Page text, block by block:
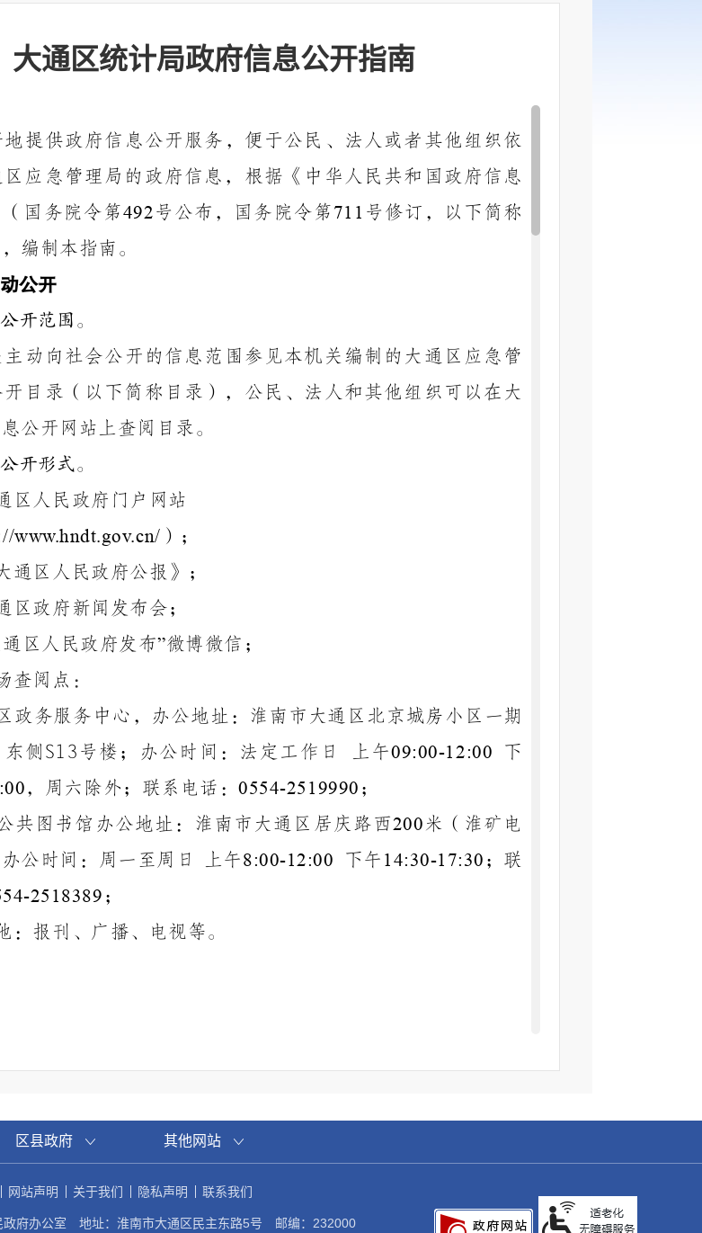
大通区统计局政府信息公开指南
地提供政府信息公开服务，便于公民、法人或者其他组织依
应急管理局的政府信息，根据《中华人民共和国政府信息
国务院令第492号公布，国务院令第711 号修订，以下简称
编制本指南。
公开
开范围。
主动向社会公开的信息范围参见本机关编制的大通区应急管
目录（以下简称目录），公民、法人和其他组织可以在大
公开网站上查阅目录。
开形式。
区人民政府门户网站
www.hndt.gov.cn/ ）；
通区人民政府公报》；
区政府新闻发布会；
通区人民政府发布”微博微信；
查阅点 ：
政务服务中心，办公地址：淮南市大通区北京城房小区一期
侧S13号楼；办公时间：法定工作日
上午09:00-12:00 下
，周六除外；联系电话：0554-2519990 ；
共图书馆办公地址：淮南市大通区居庆路西200米（淮矿电
公时间：周一至周日
上午8:00-12:00 下午 14:30-17:30 ；联
2518389 ；
：报刊、广播、电视等。
内容分发文日发布机成文日生效时废止时 名
点击
文 关键
号：索引号是为方便信息索取所编排的信息编码，每条信息有
引号。
类。根据目录分类进行选择。
区县政府 其他网站
网站声明 关于我们 隐私声明 联系我们
府办公室 地址：淮南市大通区民主东路5号 邮编：232000